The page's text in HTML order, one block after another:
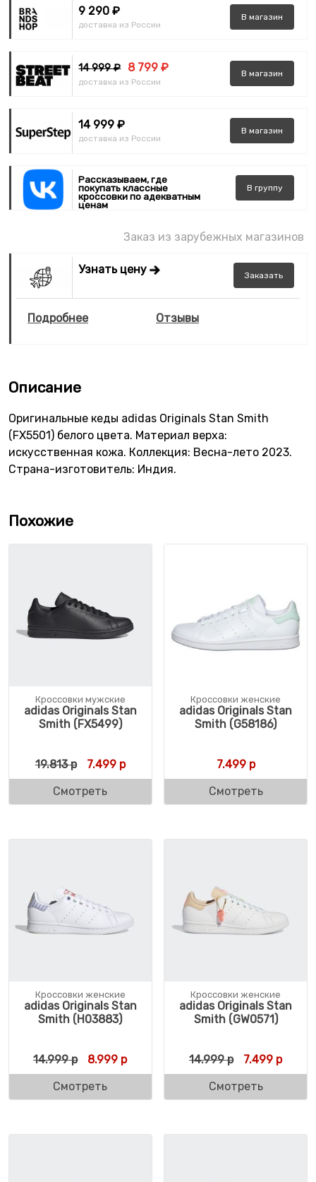
9 290 ₽
доставка из России
В магазин
14 999 ₽ 8 799 ₽
доставка из России
В магазин
14 999 ₽
доставка из России
В магазин
Рассказываем, где
покупать классные
кроссовки по адекватным
ценам
В группу
Заказ из зарубежных магазинов
Узнать цену Заказать
Подробнее Отзывы
Описание
Оригинальные кеды adidas Originals Stan Smith
(FX5501) белого цвета. Материал верха:
искусственная кожа. Коллекция: Весна-лето 2023.
Страна-изготовитель: Индия.
Похожие
Кроссовки мужские
adidas Originals Stan
Smith (FX5499)
19.813р Первоначальная цена составляла 19.813
7.499рТекущая цена: 7.499 р.
Смотреть
Кроссовки женские
adidas Originals Stan
Smith (G58186)
7.499р
Смотреть
Кроссовки женские
adidas Originals Stan
Smith (H03883)
14.999р Первоначальная цена составляла 14.999
8.999 рТекущая цена: 8.999 р.
Смотреть
Кроссовки женские
adidas Originals Stan
Smith (GW0571)
14.999р 7.499 р
Смотреть